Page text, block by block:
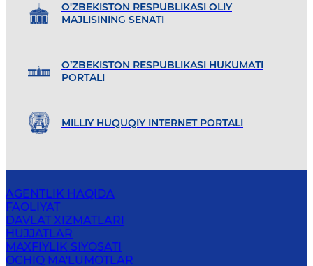
O'ZBEKISTON RESPUBLIKASI OLIY
MAJLISINING SENATI
O’ZBEKISTON RESPUBLIKASI HUKUMATI
PORTALI
MILLIY HUQUQIY INTERNET PORTALI
AGENTLIK HAQIDA
FAOLIYAT
DAVLAT XIZMATLARI
HUJJATLAR
MAXFIYLIK SIYOSATI
OCHIQ MA'LUMOTLAR